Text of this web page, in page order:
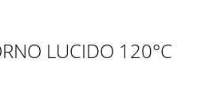
LUCIDO 120°C